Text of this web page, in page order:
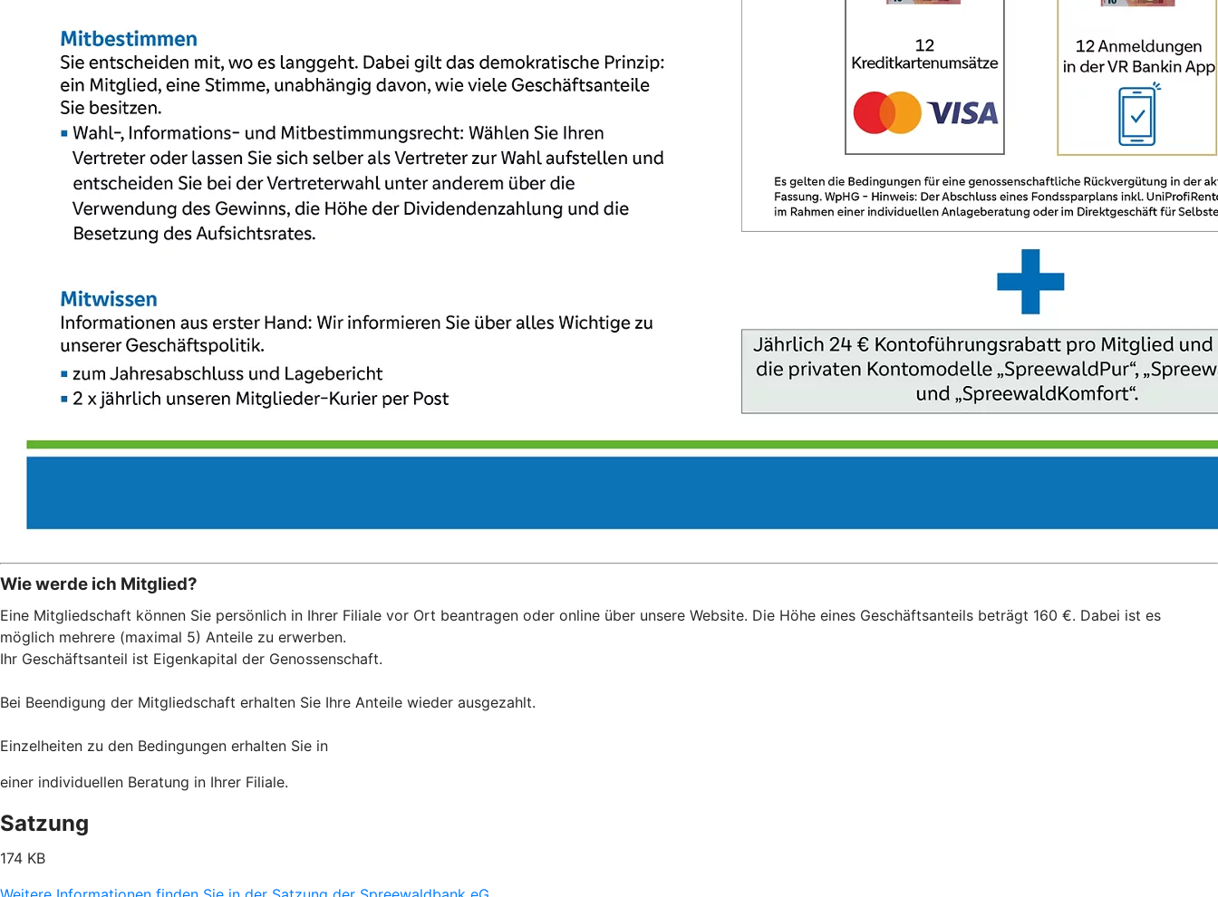
Wie werde ich Mitglied?
Eine Mitgliedschaft können Sie persönlich in Ihrer Filiale vor Ort beantragen oder online über unsere Website. Die Höhe eines Geschäftsanteils beträgt 160 €. Dabei ist es
möglich mehrere (maximal 5) Anteile zu erwerben.
Ihr Geschäftsanteil ist Eigenkapital der Genossenschaft.
Bei Beendigung der Mitgliedschaft erhalten Sie Ihre Anteile wieder ausgezahlt.
Einzelheiten zu den Bedingungen erhalten Sie in
einer individuellen Beratung in Ihrer Filiale.
Satzung
174 KB